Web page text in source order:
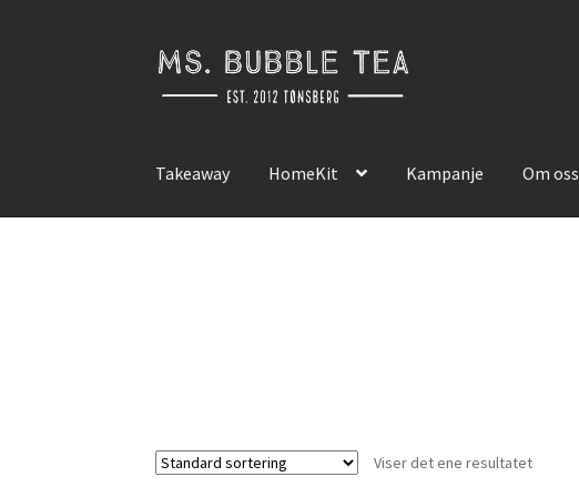
Hopp
Hopp
Takeaway HomeKit Kampanje Om oss
Viser det ene resultatet